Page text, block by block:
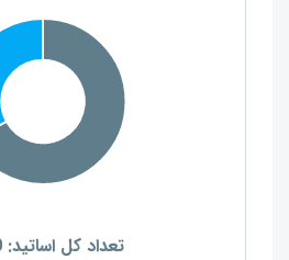
تعداد کل اساتید: 1180